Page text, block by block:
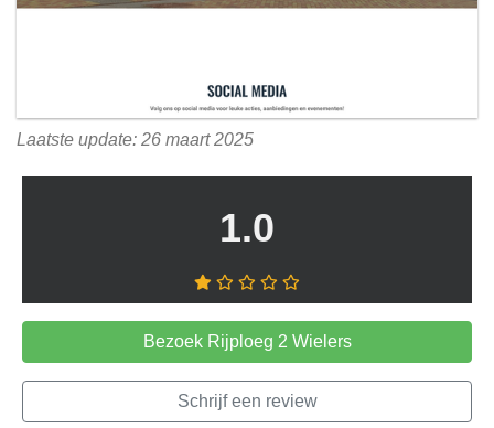
Laatste update: 26 maart 2025
1.0
Bezoek Rijploeg 2 Wielers
Schrijf een review